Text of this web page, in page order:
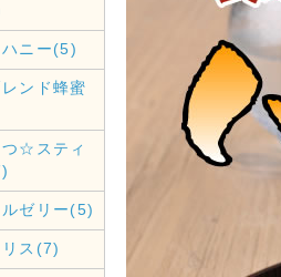
ニー(5)
ンド蜂蜜
つ☆スティ
ルゼリー(5)
ス(7)